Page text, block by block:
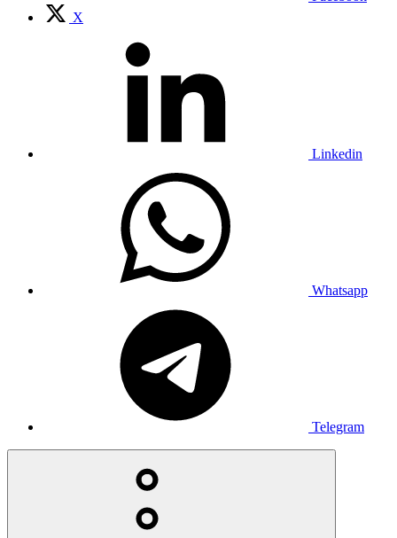
X
Linkedin
Whatsapp
Telegram